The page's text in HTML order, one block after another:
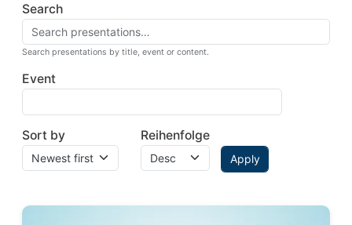
Search
Search presentations by title, event or content.
Event
Sort by Reihenfolge